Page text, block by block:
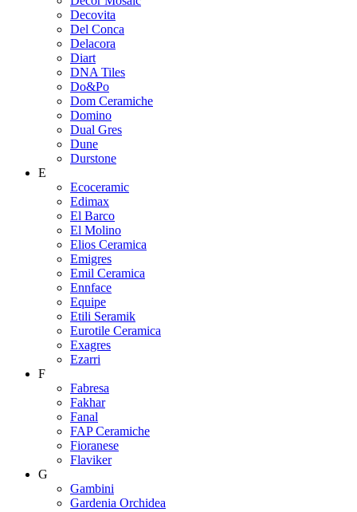
Decovita
Del Conca
Delacora
Diart
DNA Tiles
Do&Po
Dom Ceramiche
Domino
Dual Gres
Dune
Durstone
E
Ecoceramic
Edimax
El Barco
El Molino
Elios Ceramica
Emigres
Emil Ceramica
Ennface
Equipe
Etili Seramik
Eurotile Ceramica
Exagres
Ezarri
F
Fabresa
Fakhar
Fanal
FAP Ceramiche
Fioranese
Flaviker
G
Gambini
Gardenia Orchidea